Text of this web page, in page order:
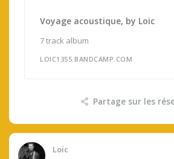
Voyage acoustique, by Loic
7 track album
LOIC1355.BANDCAMP.COM
Partage sur les
Loïc